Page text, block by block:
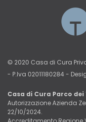
© 2020 Casa di Cura
- P.Iva 02011180284 -
Casa di Cura Parco dei
Autorizzazione Azienda
22/10/2024.